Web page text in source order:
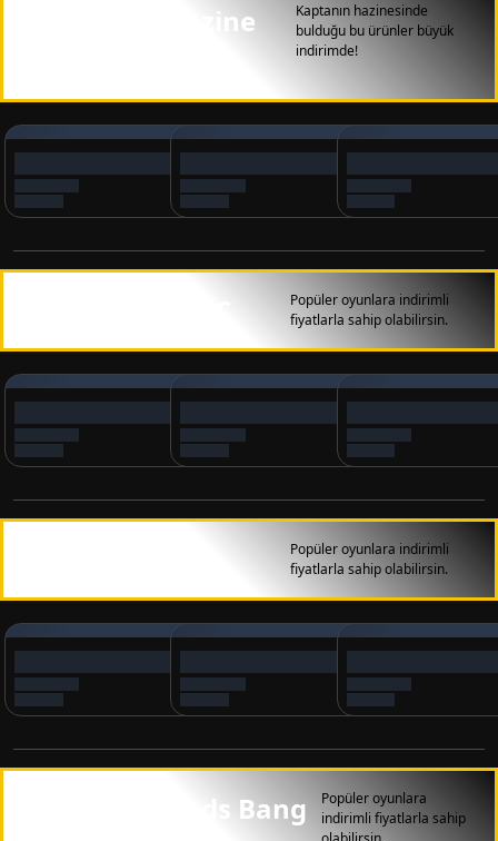
Kaptan ile Hazine
Kaptanın hazinesinde
bulduğu bu ürünler büyük
indirimde!
Popüler oyunlara indirimli
fiyatlarla sahip olabilirsin.
Popüler oyunlara indirimli
fiyatlarla sahip olabilirsin.
Mobile Legends Bang
Popüler oyunlara
indirimli fiyatlarla sahip